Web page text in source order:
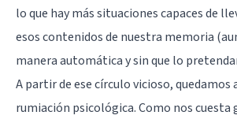
lo que hay más situaciones capaces de
esos contenidos de nuestra memoria
manera automática y sin que lo
A partir de ese círculo vicioso, quedamos
rumiación psicológica. Como nos